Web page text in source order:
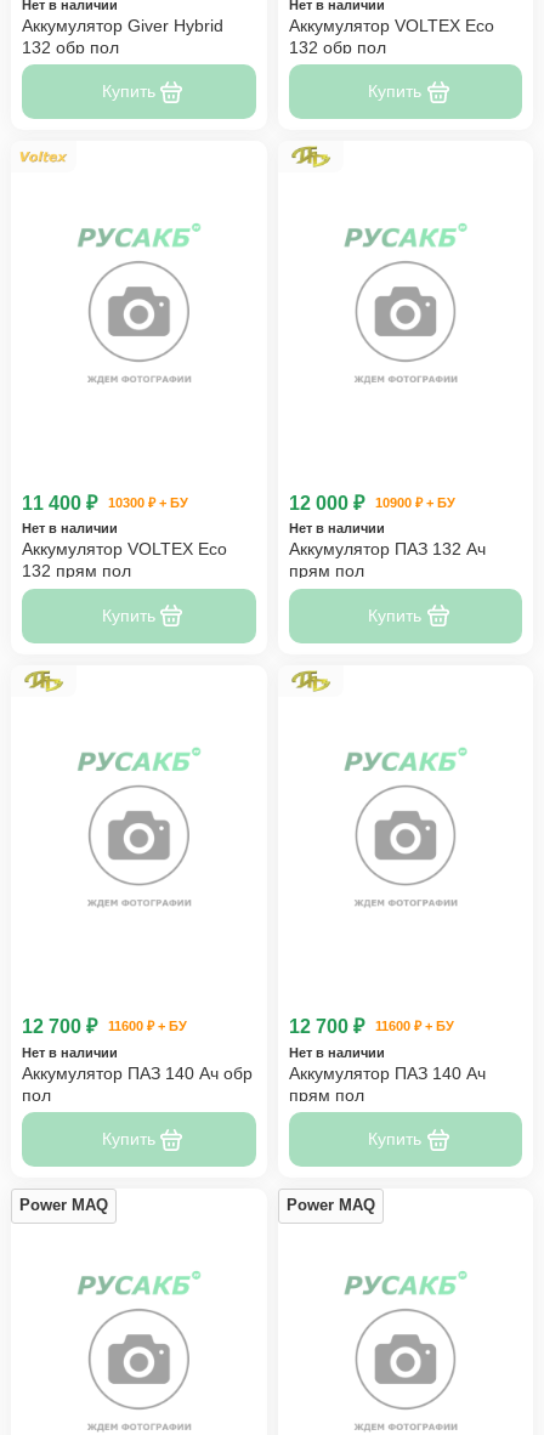
Нет в наличии
Аккумулятор Giver Hybrid
132 обр пол
Купить
Нет в наличии
Аккумулятор VOLTEX Eco
132 обр пол
Купить
11 400 ₽
10300 ₽ + БУ
Нет в наличии
Аккумулятор VOLTEX Eco
132 прям пол
Купить
12 000 ₽
10900 ₽ + БУ
Нет в наличии
Аккумулятор ПАЗ 132 Ач
прям пол
Купить
12 700 ₽
11600 ₽ + БУ
Нет в наличии
Аккумулятор ПАЗ 140 Ач обр
пол
Купить
12 700 ₽
11600 ₽ + БУ
Нет в наличии
Аккумулятор ПАЗ 140 Ач
прям пол
Купить
Power MAQ Power MAQ